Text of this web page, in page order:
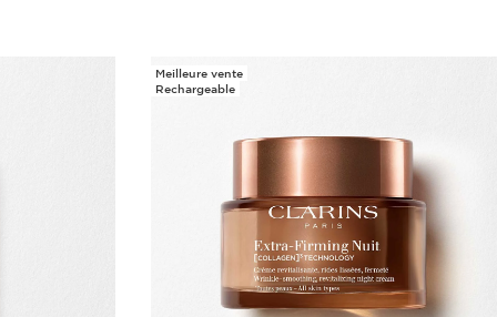
Meilleure vente
Rechargeable